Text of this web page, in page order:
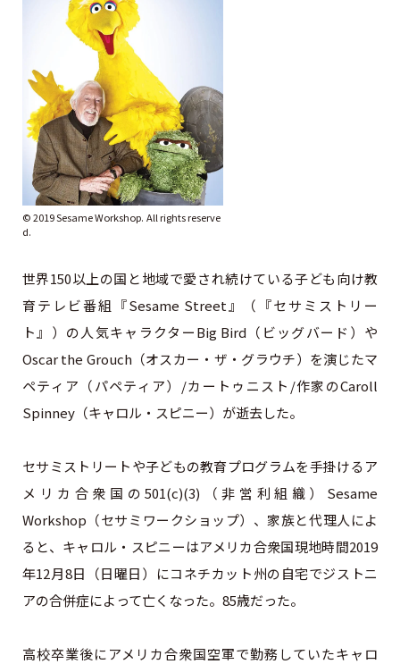
©︎ 2019 Sesame Workshop. All rights reserve
d.
世界150以上の国と地域で愛され続けている子ども向け教
育テレビ番組『Sesame Street』（『セサミストリー
ト』）の人気キャラクターBig Bird（ビッグバード）や
Oscar the Grouch（オスカー・ザ・グラウチ）を演じたマ
ペティア（パペティア）/カートゥニスト/作家のCaroll
Spinney（キャロル・スピニー）が逝去した。
セサミストリートや子どもの教育プログラムを手掛けるア
メリカ合衆国の501(c)(3)（非営利組織）Sesame
Workshop（セサミワークショップ）、家族と代理人によ
ると、キャロル・スピニーはアメリカ合衆国現地時間2019
年12月8日（日曜日）にコネチカット州の自宅でジストニ
アの合併症によって亡くなった。85歳だった。
高校卒業後にアメリカ合衆国空軍で勤務していたキャロ